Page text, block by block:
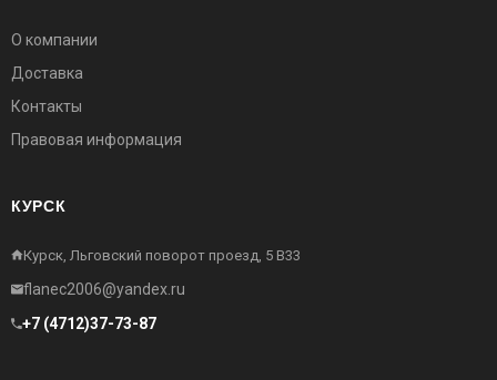
О компании
Доставка
Контакты
Правовая информация
КУРСК
Курск, Льговский поворот проезд, 5 В33
flanec2006@yandex.ru
+7 (4712)37-73-87